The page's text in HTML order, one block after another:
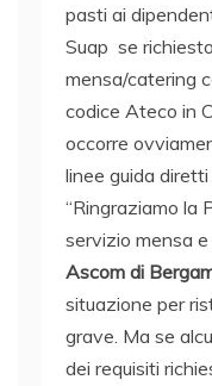
pasti ai
Suap se
mensa/catering
codice Ateco in
occorre
linee guida
“Ringraziamo la
servizio mensa
Ascom di
situazione per
grave. Ma se
dei requisiti